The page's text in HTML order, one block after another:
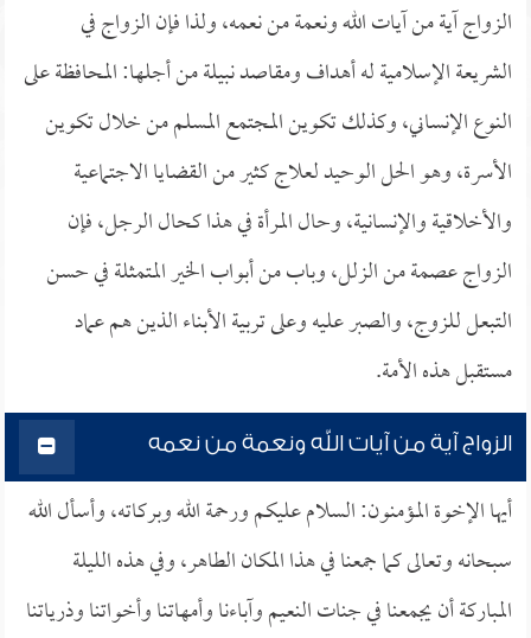
الزواج آية من آيات الله ونعمة من نعمه، ولذا فإن الزواج في
الشريعة الإسلامية له أهداف ومقاصد نبيلة من أجلها: المحافظة على
النوع الإنساني، وكذلك تكوين المجتمع المسلم من خلال تكوين
الأسرة، وهو الحل الوحيد لعلاج كثير من القضايا الاجتماعية
والأخلاقية والإنسانية، وحال المرأة في هذا كحال الرجل، فإن
الزواج عصمة من الزلل، وباب من أبواب الخير المتمثلة في حسن
التبعل للزوج، والصبر عليه وعلى تربية الأبناء الذين هم عماد
مستقبل هذه الأمة.
الزواج آية من آيات الله ونعمة من نعمه
أيها الإخوة المؤمنون: السلام عليكم ورحمة الله وبركاته، وأسأل الله
سبحانه وتعالى كما جمعنا في هذا المكان الطاهر، وفي هذه الليلة
المباركة أن يجمعنا في جنات النعيم وآباءنا وأمهاتنا وأخواتنا وذرياتنا